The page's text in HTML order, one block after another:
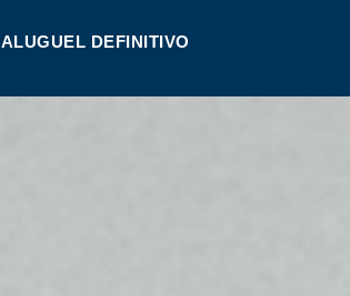
ALUGUEL DEFINITIVO